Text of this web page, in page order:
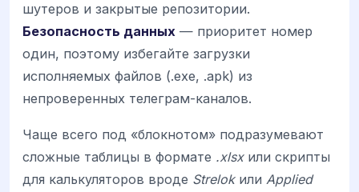
шутеров и закрытые репозитории.
Безопасность данных — приоритет номер
один, поэтому избегайте загрузки
исполняемых файлов (.exe, .apk) из
непроверенных телеграм-каналов.
Чаще всего под «блокнотом» подразумевают
сложные таблицы в формате .xlsxили скрипты
для калькуляторов вроде Strelokили Applied